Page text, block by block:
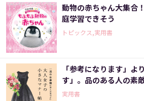
動物の赤ちゃん大集
庭学習できそう
トピックス,実用書
「参考になります」よ
す」。品のある人の素
実用書